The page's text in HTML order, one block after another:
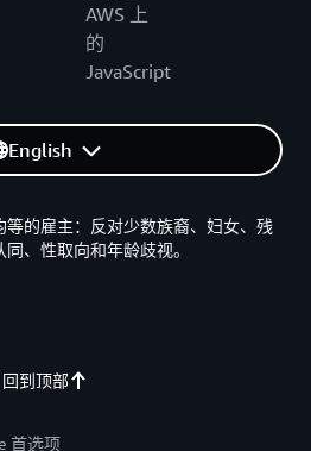
AWS 上
的
JavaScript
English
回到顶部
的雇主：反对少数族裔、妇女、残
、性取向和年龄歧视。
首选项